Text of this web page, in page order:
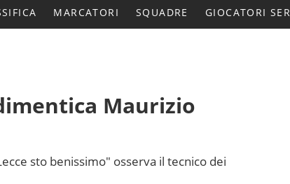
MARCATORI SQUADRE GIOCATORI
Maurizio
sto benissimo" osserva il tecnico dei